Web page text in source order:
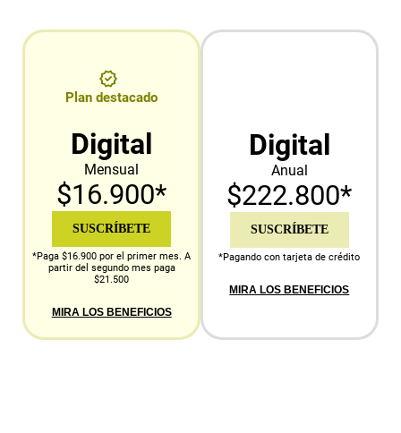
Plan destacado
Digital
Mensual
$16.900*
SUSCRÍBETE
*Paga $16.900 por el primer mes. A
partir del segundo mes paga
$21.500
MIRA LOS BENEFICIOS
Digital
Anual
$222.800*
SUSCRÍBETE
*Pagando con tarjeta de crédito
MIRA LOS BENEFICIOS